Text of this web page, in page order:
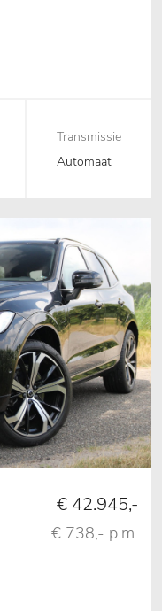
Transmissie
Automaat
€ 42.945,-
€ 738,- p.m.